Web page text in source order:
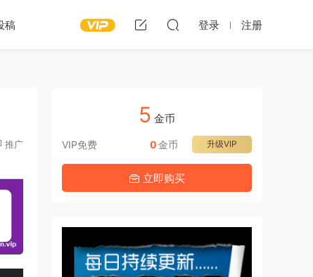
稿 登录 注册
推广
5 金币
VIP免费 升级VIP
0金币
立即购买